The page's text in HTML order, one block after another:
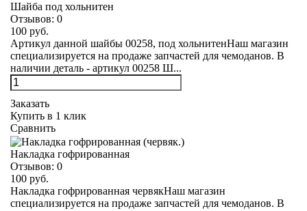
Шайба под хольнитен
Отзывов: 0
100 руб.
Артикул данной шайбы 00258, под хольнитенНаш магазин
специализируется на продаже запчастей для чемоданов. В
наличии деталь - артикул 00258 Ш...
Заказать
Купить в 1 клик
Сравнить
Накладка гофрированная
Отзывов: 0
100 руб.
Накладка гофрированная червякНаш магазин
специализируется на продаже запчастей для чемоданов. В